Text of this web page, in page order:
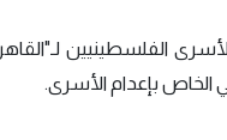
الفلسطينيين
الخاص بإعدام الأسرى.